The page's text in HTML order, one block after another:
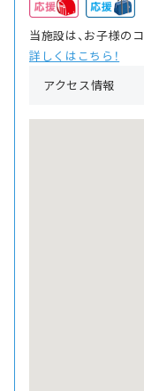
当施設は、お子様の
詳しくはこちら！
アクセス情報